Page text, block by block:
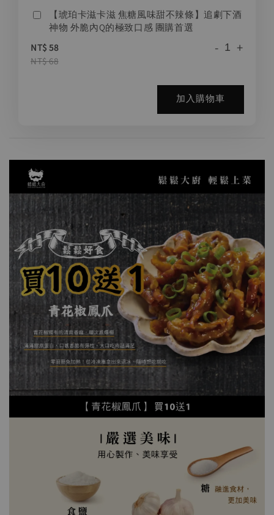
【琥珀卡滋卡滋 焦糖風味甜不辣條】追劇下酒
神物 外脆內Q的極致口感 團購首選
NT$ 58
NT$ 68
- +
加入購物車